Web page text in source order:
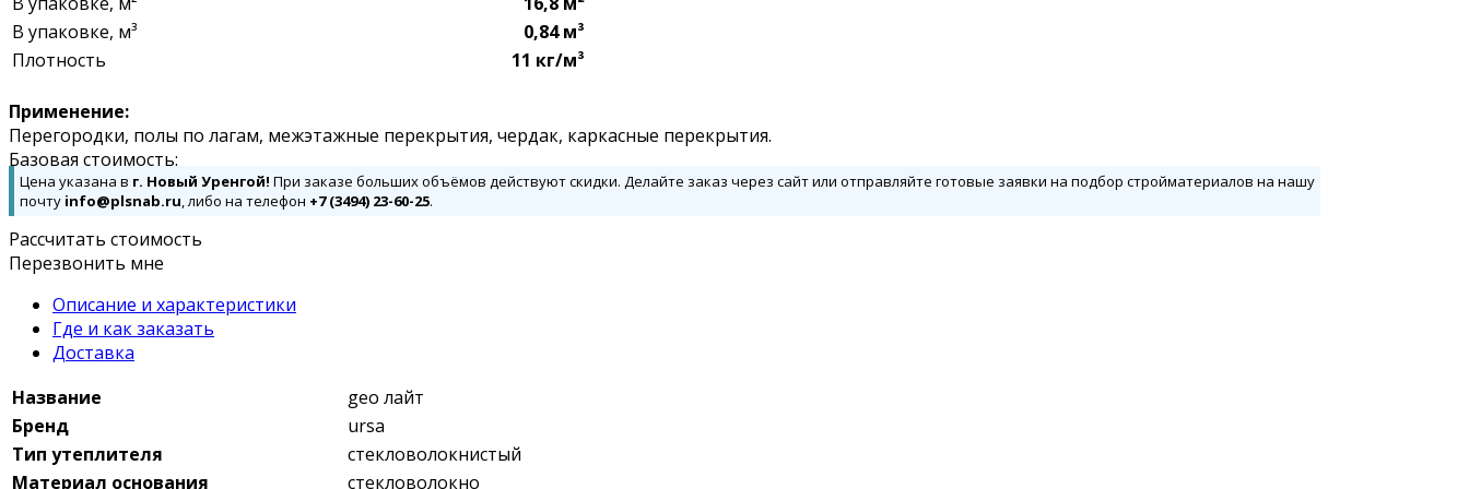
В упаковке, м³
0,84 м³
Плотность
11 кг/м³
Применение:
Перегородки, полы по лагам, межэтажные перекрытия, чердак, каркасные перекрытия.
Базовая стоимость:
Цена указана в г. Новый Уренгой! При заказе больших объёмов действуют скидки. Делайте заказ через сайт или отправляйте готовые заявки на подбор стройматериалов на нашу
почту info@plsnab.ru, либо на телефон +7 (3494) 23-60-25.
Рассчитать стоимость
Перезвонить мне
Описание и характеристики
Где и как заказать
Доставка
Название
geo лайт
Бренд
ursa
Тип утеплителя
стекловолокнистый
Материал основания
стекловолокно